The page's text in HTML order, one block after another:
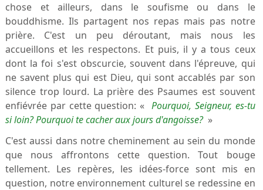
chose et ailleurs, dans le soufisme ou dans le
bouddhisme. Ils partagent nos repas mais pas notre
prière. C'est un peu déroutant, mais nous les
accueillons et les respectons. Et puis, il y a tous ceux
dont la foi s'est obscurcie, souvent dans l'épreuve, qui
ne savent plus qui est Dieu, qui sont accablés par son
silence trop lourd. La prière des Psaumes est souvent
enfiévrée par cette question: « Pourquoi, Seigneur, es-tu
si loin? Pourquoi te cacher aux jours d'angoisse? »
C'est aussi dans notre cheminement au sein du monde
que nous affrontons cette question. Tout bouge
tellement. Les repères, les idées-force sont mis en
question, notre environnement culturel se redessine en